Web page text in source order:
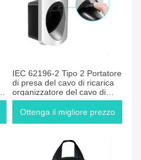
IEC 62196-2 Tipo 2 Portatore
di presa del cavo di ricarica
organizzatore del cavo di
ricarica del connettore a
muro
Ottenga il migliore prezzo